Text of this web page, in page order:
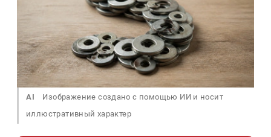
AI
Изображение создано с помощью ИИ и носит
иллюстративный характер